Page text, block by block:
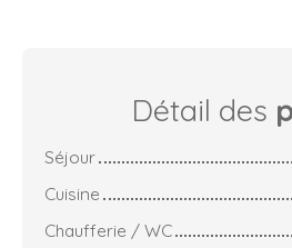
Détail des
Séjour
Cuisine
Chaufferie / WC